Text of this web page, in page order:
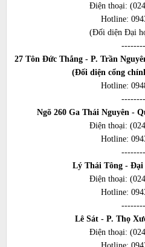
Điện thoại:
Hotline:
(Đối diện Đại
27 Tôn Đức Thắng - P. Trần
(Đối diện cổng
Hotline:
Ngõ 260 Ga Thái Nguyên -
Điện thoại:
Hotline:
Lý Thái Tông - Đại
Điện thoại:
Hotline:
Lê Sát - P. Thọ
Điện thoại: